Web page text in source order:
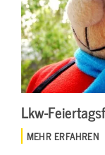
Lkw-
MEHR ERFAHREN